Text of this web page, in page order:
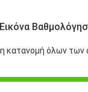
Εικόνα
κατανομή όλων των